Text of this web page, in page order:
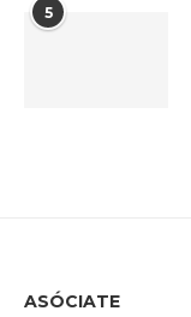
5
ASÓCIATE